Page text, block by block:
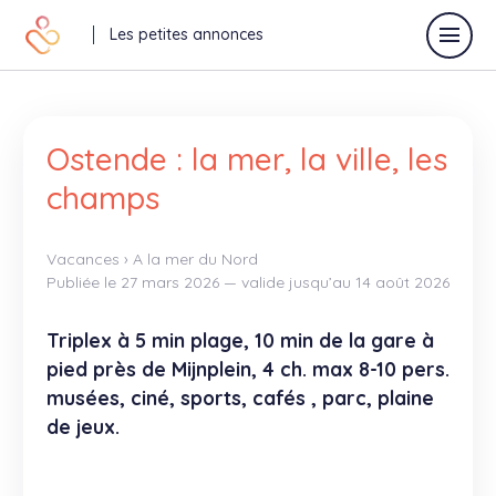
Les petites annonces
Déposer une annonce
Annonces relaisparents
J'offre
Je recherche
Ostende : la mer, la ville, les
champs
Vacances › A la mer du Nord
Publiée le 27 mars 2026 — valide jusqu’au 14 août 2026
Triplex à 5 min plage, 10 min de la gare à
pied près de Mijnplein, 4 ch. max 8-10 pers.
musées, ciné, sports, cafés , parc, plaine
de jeux.